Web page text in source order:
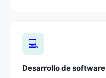
💻
Desarrollo de software